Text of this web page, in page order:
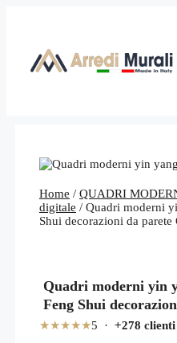
Home / QUADRI
digitale / Quadri moderni
Shui decorazioni da parete
Quadri moderni yin
Feng Shui
★★★★★5 · +278